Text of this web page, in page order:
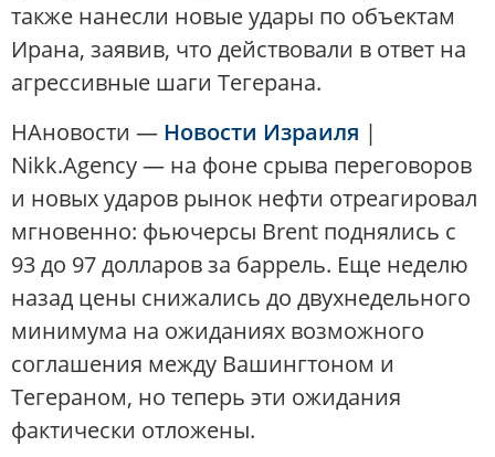
также нанесли новые удары по объектам
Ирана, заявив, что действовали в ответ на
агрессивные шаги Тегерана.
НАновости — Новости Израиля |
Nikk.Agency — на фоне срыва переговоров
и новых ударов рынок нефти отреагировал
мгновенно: фьючерсы Brent поднялись с
93 до 97 долларов за баррель. Еще неделю
назад цены снижались до двухнедельного
минимума на ожиданиях возможного
соглашения между Вашингтоном и
Тегераном, но теперь эти ожидания
фактически отложены.